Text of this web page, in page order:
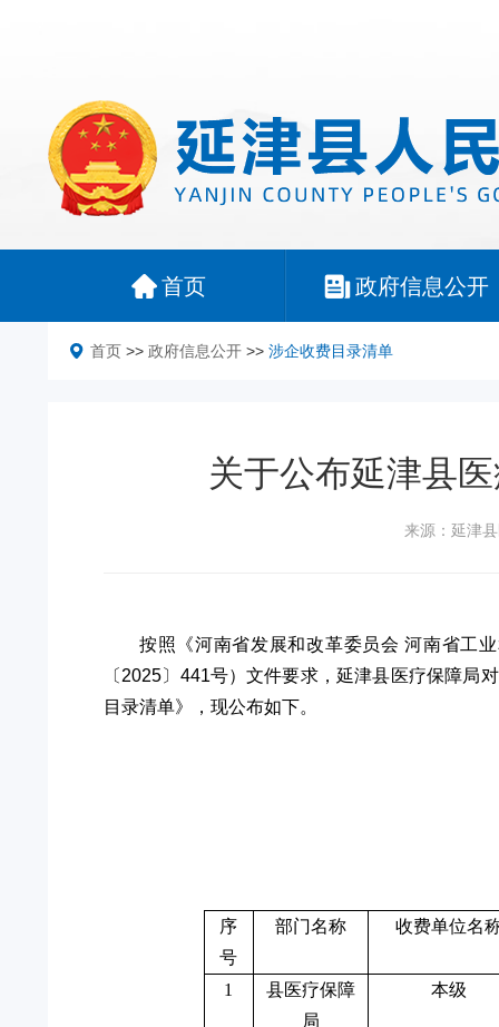
首页 政府信息公开
首页 >> 政府信息公开 >> 涉企收费目录清单
关于公布延津县
来源：延津
按照《河南省发展和改革委员会 河南省工
〔 2025〕 441号）文件要求，延津县医疗保障局
目录清单》，现公布如下。
序
号
部门名称 收费单位名
1
县医疗保障
局
本级